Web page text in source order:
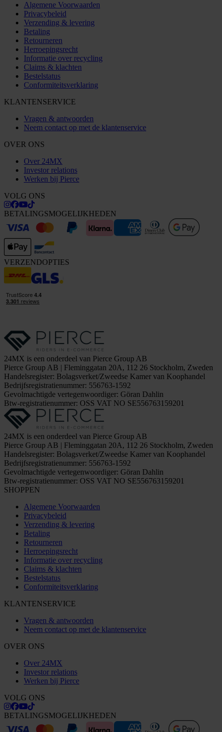
Algemene Voorwaarden
Privacybeleid
Verzending & levering
Betaling
Retourneren
Herroepingsrecht
Informatie over recycling
Claims & klachten
Bestelstatus
Conformiteitsverklaring
KLANTENSERVICE
Vragen & antwoorden
Neem contact op met de klantenservice
OVER ONS
Over 24MX
Investor relations
Werken bij Pierce
VOLG ONS
BETALINGSMOGELIJKHEDEN
VERZENDOPTIES
24MX is een onderdeel van Pierce Group AB
Pierce Group AB | Fleminggatan 20A, 112 26 Stockholm, Zweden
Handelsregister: Bolagsverket/Zweedse Kamer van Koophandel
Bedrijfsregistratienummer: 556763-1592
Gevolmachtigde vertegenwoordiger: Göran Dahlin
Btw-registratienummer: OSS VAT NO SE556763159201
24MX is een onderdeel van Pierce Group AB
Pierce Group AB | Fleminggatan 20A, 112 26 Stockholm, Zweden
Handelsregister: Bolagsverket/Zweedse Kamer van Koophandel
Bedrijfsregistratienummer: 556763-1592
Gevolmachtigde vertegenwoordiger: Göran Dahlin
Btw-registratienummer: OSS VAT NO SE556763159201
SHOPPEN
Algemene Voorwaarden
Privacybeleid
Verzending & levering
Betaling
Retourneren
Herroepingsrecht
Informatie over recycling
Claims & klachten
Bestelstatus
Conformiteitsverklaring
KLANTENSERVICE
Vragen & antwoorden
Neem contact op met de klantenservice
OVER ONS
Over 24MX
Investor relations
Werken bij Pierce
VOLG ONS
BETALINGSMOGELIJKHEDEN